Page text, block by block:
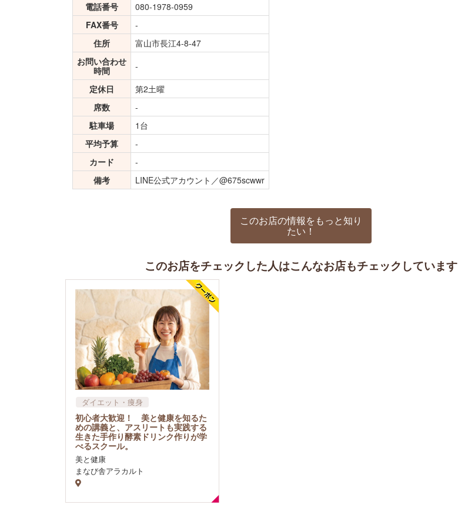
電話番号
080-1978-0959
FAX番号
-
住所
富山市長江4-8-47
お問い合わせ
時間
-
定休日
第2土曜
席数
-
駐車場
1台
平均予算
-
カード
-
備考
LINE公式アカウント／@675scwwr
このお店の情報をもっと知り
たい！
このお店をチェックした人はこんなお店もチェックしています
ダイエット・痩身
漢方・サプリメント
整体・カイロ
初心者大歓迎！ 美と健康を知るた
めの講義と、アスリートも実践する
生きた手作り酵素ドリンク作りが学
べるスクール。
美と健康
まなび舎アラカルト